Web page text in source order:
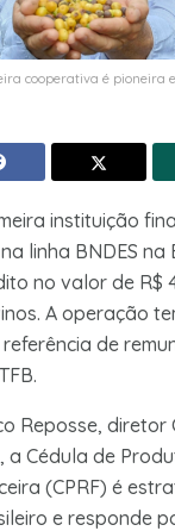
cooperativa é pioneira
instituição
linha BNDES na
no valor de R$
A operação
de
Reposse, diretor
a Cédula de
(CPRF) é
e responde